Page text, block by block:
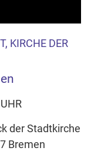
KIRCHE DER
der Stadtkirche
Bremen